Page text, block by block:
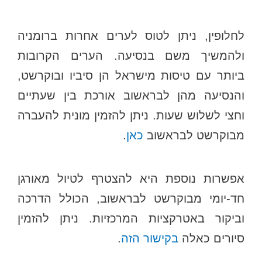
לחלופין, ניתן לטוס לערים אחרות ברומניה
ולהמשיך משם בנסיעה. הערים הקרובות
ביותר עם טיסות מישראל הן סיביו ובוקרשט,
והנסיעה מהן לבראשוב אורכת בין שעתיים
וחצי לשלוש שעות. ניתן להזמין מונית להעברה
מבוקרשט לבראשוב כאן.
אפשרות נוספת היא להצטרף לטיול מאורגן
חד-יומי מבוקרשט לבראשוב, הכולל הדרכה
וביקור באטרקציות המרכזיות. ניתן להזמין
סיורים כאלה בקישור הזה.